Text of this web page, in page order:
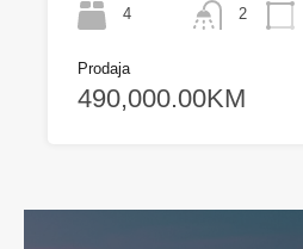
4 2
Prodaja
490,000.00KM